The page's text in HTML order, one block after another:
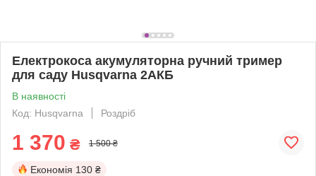
Електрокоса акумуляторна ручний тример
для саду Husqvarna 2АКБ
В наявності
Код: Husqvarna
Роздріб
1 370 ₴ 1 500 ₴
Економія 130 ₴